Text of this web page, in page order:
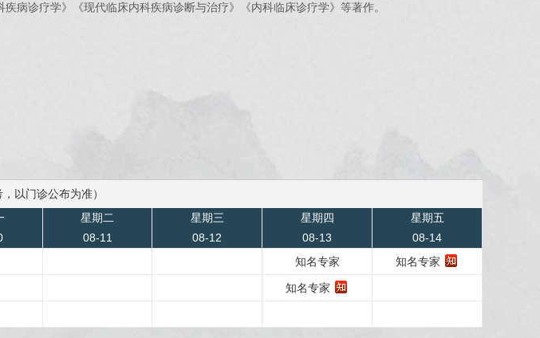
病诊疗学》《现代临床内科疾病诊断与治疗》《内科临床诊疗学》等著作。
以门诊公布为准）
星期二
08-11
星期三
08-12
星期四
08-13
星期五
08-14
知名专家 知名专家
知名专家